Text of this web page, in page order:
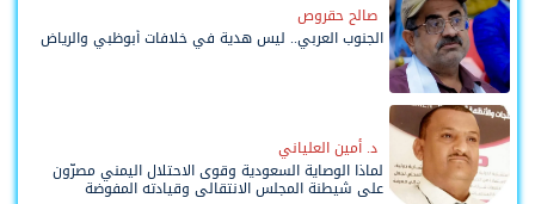
صالح حقروص
الجنوب العربي.. ليس هدية في خلافات أبوظبي والرياض
د. أمين العلياني
لماذا الوصاية السعودية وقوى الاحتلال اليمني مصرّون
على شيطنة المجلس الانتقالي وقيادته المفوضة